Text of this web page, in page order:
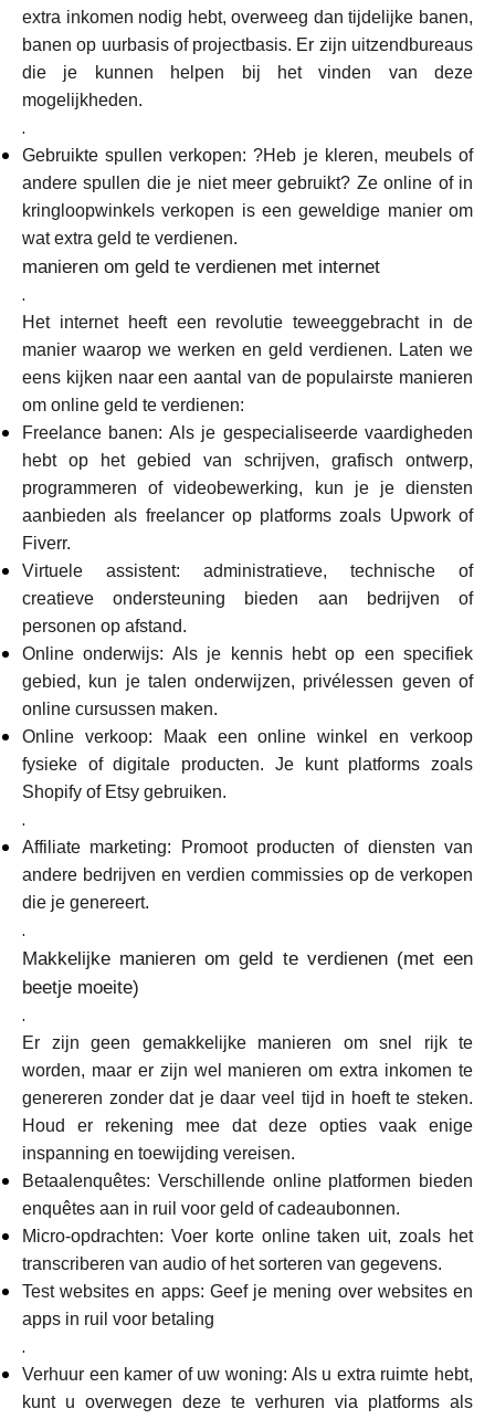
Hulp
Mijn Account
Financiering krijgen
ask@scrambleup.com
+372 712 2955
extra inkomen nodig hebt, overweeg dan tijdelijke banen,
banen op uurbasis of projectbasis. Er zijn uitzendbureaus
die je kunnen helpen bij het vinden van deze
mogelijkheden.
.
Gebruikte spullen verkopen: ?Heb je kleren, meubels of
andere spullen die je niet meer gebruikt? Ze online of in
kringloopwinkels verkopen is een geweldige manier om
wat extra geld te verdienen.
manieren om geld te verdienen met internet
.
Het internet heeft een revolutie teweeggebracht in de
manier waarop we werken en geld verdienen. Laten we
eens kijken naar een aantal van de populairste manieren
om online geld te verdienen:
Freelance banen: Als je gespecialiseerde vaardigheden
hebt op het gebied van schrijven, grafisch ontwerp,
programmeren of videobewerking, kun je je diensten
aanbieden als freelancer op platforms zoals Upwork of
Fiverr.
Virtuele assistent: administratieve, technische of
creatieve ondersteuning bieden aan bedrijven of
personen op afstand.
Online onderwijs: Als je kennis hebt op een specifiek
gebied, kun je talen onderwijzen, privélessen geven of
online cursussen maken.
Online verkoop: Maak een online winkel en verkoop
fysieke of digitale producten. Je kunt platforms zoals
Shopify of Etsy gebruiken.
.
Affiliate marketing: Promoot producten of diensten van
andere bedrijven en verdien commissies op de verkopen
die je genereert.
.
Makkelijke manieren om geld te verdienen (met een
beetje moeite)
.
Er zijn geen gemakkelijke manieren om snel rijk te
worden, maar er zijn wel manieren om extra inkomen te
genereren zonder dat je daar veel tijd in hoeft te steken.
Houd er rekening mee dat deze opties vaak enige
inspanning en toewijding vereisen.
Betaalenquêtes: Verschillende online platformen bieden
enquêtes aan in ruil voor geld of cadeaubonnen.
Micro-opdrachten: Voer korte online taken uit, zoals het
transcriberen van audio of het sorteren van gegevens.
Test websites en apps: Geef je mening over websites en
apps in ruil voor betaling
.
Verhuur een kamer of uw woning: Als u extra ruimte hebt,
kunt u overwegen deze te verhuren via platforms als